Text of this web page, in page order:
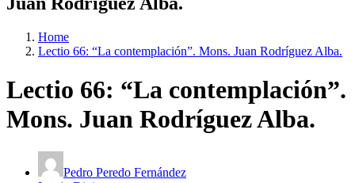
Home
Lectio 66: “La contemplación”. Mons. Juan Rodríguez Alba.
Lectio 66: “La contemplación”.
Mons. Juan Rodríguez Alba.
Pedro Peredo Fernández